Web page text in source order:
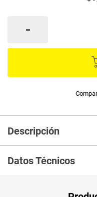
Descripción
Datos Técnicos